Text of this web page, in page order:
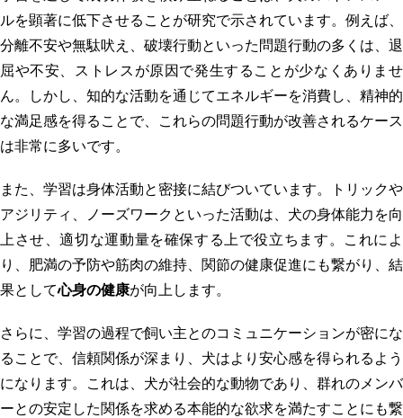
ルを顕著に低下させることが研究で示されています。例えば、
分離不安や無駄吠え、破壊行動といった問題行動の多くは、退
屈や不安、ストレスが原因で発生することが少なくありませ
ん。しかし、知的な活動を通じてエネルギーを消費し、精神的
な満足感を得ることで、これらの問題行動が改善されるケース
は非常に多いです。
また、学習は身体活動と密接に結びついています。トリックや
アジリティ、ノーズワークといった活動は、犬の身体能力を向
上させ、適切な運動量を確保する上で役立ちます。これによ
り、肥満の予防や筋肉の維持、関節の健康促進にも繋がり、結
果として心身の健康が向上します。
さらに、学習の過程で飼い主とのコミュニケーションが密にな
ることで、信頼関係が深まり、犬はより安心感を得られるよう
になります。これは、犬が社会的な動物であり、群れのメンバ
ーとの安定した関係を求める本能的な欲求を満たすことにも繋